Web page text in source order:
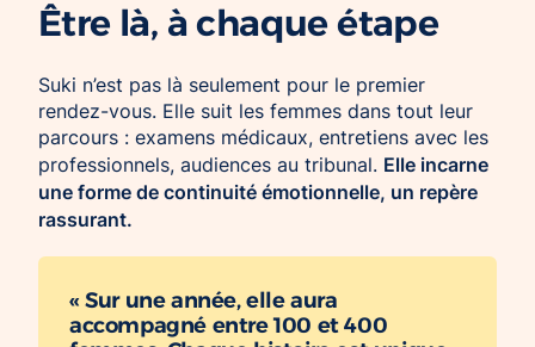
Être là, à chaque étape
Suki n’est pas là seulement pour le premier
rendez-vous. Elle suit les femmes dans tout leur
parcours : examens médicaux, entretiens avec les
professionnels, audiences au tribunal. Elle incarne
une forme de continuité émotionnelle, un repère
rassurant.
« Sur une année, elle aura
accompagné entre 100 et 400